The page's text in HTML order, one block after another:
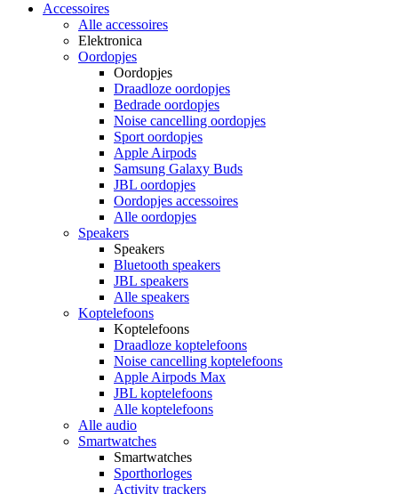
Accessoires
Alle accessoires
Elektronica
Oordopjes
Oordopjes
Draadloze oordopjes
Bedrade oordopjes
Noise cancelling oordopjes
Sport oordopjes
Apple Airpods
Samsung Galaxy Buds
JBL oordopjes
Oordopjes accessoires
Alle oordopjes
Speakers
Speakers
Bluetooth speakers
JBL speakers
Alle speakers
Koptelefoons
Koptelefoons
Draadloze koptelefoons
Noise cancelling koptelefoons
Apple Airpods Max
JBL koptelefoons
Alle koptelefoons
Alle audio
Smartwatches
Smartwatches
Sporthorloges
Activity trackers